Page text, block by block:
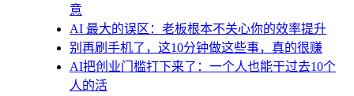
意
AI 最大的误区：老板根本不关心你的效率提升
别再刷手机了，这10分钟做这些事，真的很赚
AI把创业门槛打下来了：一个人也能干过去10个
人的活